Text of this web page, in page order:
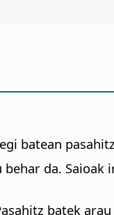
batean
da. Saioak
batek